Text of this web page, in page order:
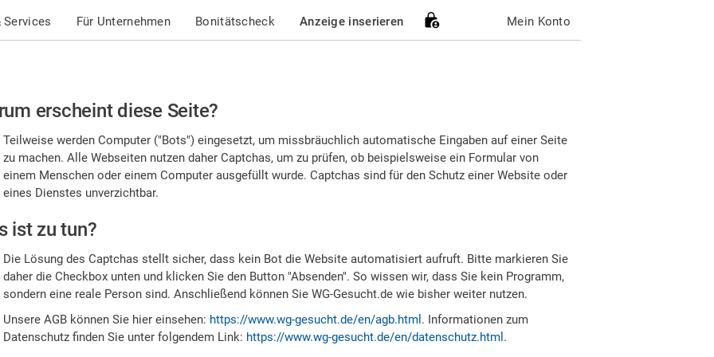
Services Für Unternehmen Bonitätscheck Anzeige inserieren Mein Konto
erscheint diese Seite?
Teilweise werden Computer ("Bots") eingesetzt, um missbräuchlich automatische Eingaben auf einer Seite
zu machen. Alle Webseiten nutzen daher Captchas, um zu prüfen, ob beispielsweise ein Formular von
einem Menschen oder einem Computer ausgefüllt wurde. Captchas sind für den Schutz einer Website oder
eines Dienstes unverzichtbar.
ist zu tun?
Die Lösung des Captchas stellt sicher, dass kein Bot die Website automatisiert aufruft. Bitte markieren Sie
daher die Checkbox unten und klicken Sie den Button "Absenden". So wissen wir, dass Sie kein Programm,
sondern eine reale Person sind. Anschließend können Sie WG-Gesucht.de wie bisher weiter nutzen.
Unsere AGB können Sie hier einsehen: https://www.wg-gesucht.de/en/agb.html . Informationen zum
Datenschutz finden Sie unter folgendem Link: https://www.wg-gesucht.de/en/datenschutz.html .